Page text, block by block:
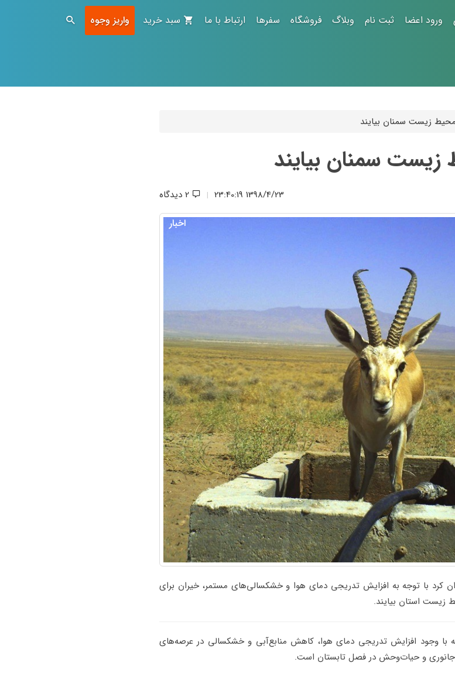
ورود اعضا ثبت نام وبلاگ فروشگاه سفرها ارتباط با ما سبد خرید واریز وجوه
زیست سمنان بیایند
سمنان بیایند
1398/4/23 23:40:19
|
اخبار
با توجه به افزایش تدریجی دمای هوا و خشکسالی‌های مستمر، خیران برای
زیست استان بیایند.
با وجود افزایش تدریجی دمای هوا، کاهش منابع‌آبی و خشکسالی در عرصه‌های
جانوری و حیات‌وحش در فصل تابستان است.